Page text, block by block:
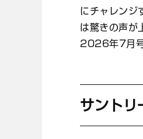
ッ
ク
マ
ー
にチャレンジ
は驚きの声が
2026年7月号
サントリ